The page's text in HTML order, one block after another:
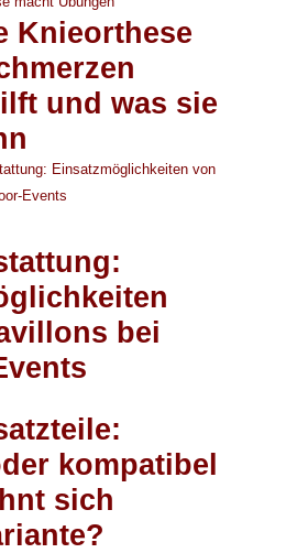
Knieorthese
und was sie
bei
kompatibel
sich